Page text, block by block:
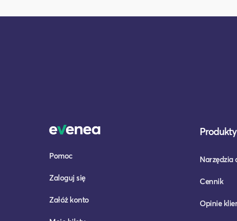
Pomoc
Zaloguj się
Załóż konto
Narzędzia
Cennik
Opinie